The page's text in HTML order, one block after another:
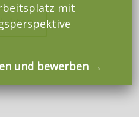
mit
und bewerben →